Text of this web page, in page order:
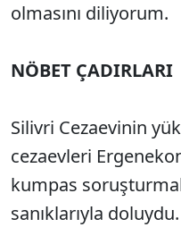
olmasını diliyorum.
NÖBET ÇADIRLARI
Silivri Cezaevinin
cezaevleri
kumpas
sanıklarıyla